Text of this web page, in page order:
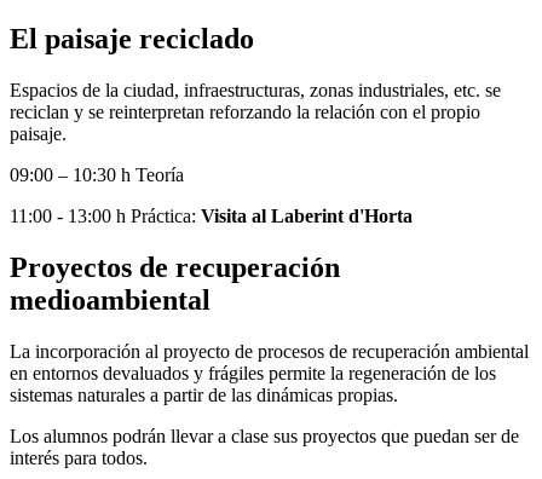
El paisaje reciclado
Espacios de la ciudad, infraestructuras, zonas industriales, etc. se
reciclan y se reinterpretan reforzando la relación con el propio
paisaje.
09:00 – 10:30 h Teoría
11:00 - 13:00 h Práctica: Visita al Laberint d'Horta
Proyectos de recuperación
medioambiental
La incorporación al proyecto de procesos de recuperación ambiental
en entornos devaluados y frágiles permite la regeneración de los
sistemas naturales a partir de las dinámicas propias.
Los alumnos podrán llevar a clase sus proyectos que puedan ser de
interés para todos.